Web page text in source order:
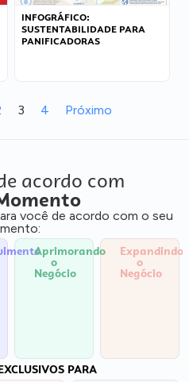
INFOGRÁFICO:
SUSTENTABILIDADE PARA
PANIFICADORAS
3 4 Próximo
acordo com
você de acordo com o seu
Aprimorando
o
Negócio
Expandindo
o
Negócio
PARA